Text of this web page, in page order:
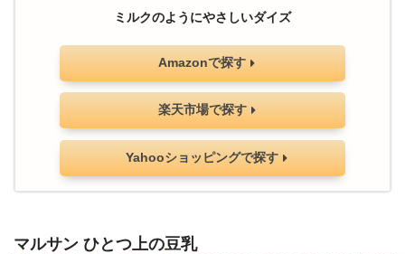
ミルクのようにやさしいダイズ
Amazonで探す
楽天市場で探す
Yahooショッピングで探す
マルサン ひとつ上の豆乳